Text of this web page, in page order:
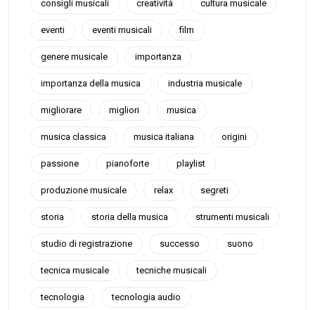
consigli musicali creatività cultura musicale
eventi eventi musicali film
genere musicale importanza
importanza della musica industria musicale
migliorare migliori musica
musica classica musica italiana origini
passione pianoforte playlist
produzione musicale relax segreti
storia storia della musica strumenti musicali
studio di registrazione successo suono
tecnica musicale tecniche musicali
tecnologia tecnologia audio